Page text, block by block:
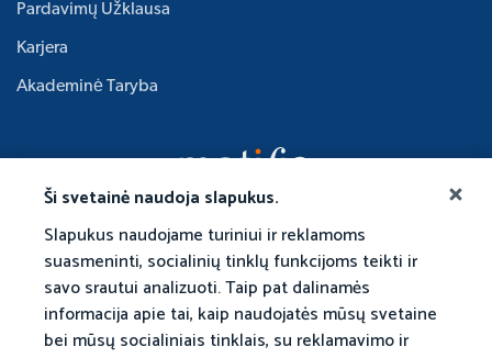
Ši svetainė naudoja slapukus.
Slapukus naudojame turiniui ir reklamoms
suasmeninti, socialinių tinklų funkcijoms teikti ir
savo srautui analizuoti. Taip pat dalinamės
informacija apie tai, kaip naudojatės mūsų svetaine
bei mūsų socialiniais tinklais, su reklamavimo ir
Pardavimų Užklausa
Karjera
Akademinė Taryba